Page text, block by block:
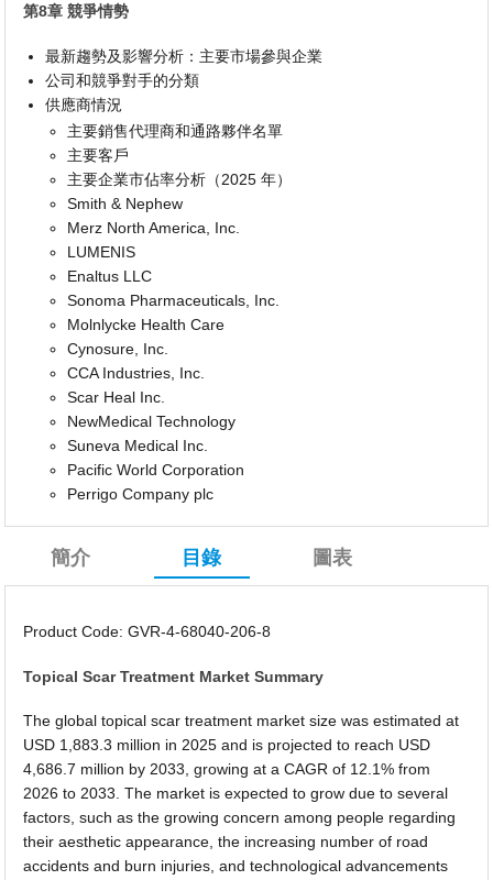
第8章 競爭情勢
最新趨勢及影響分析：主要市場參與企業
公司和競爭對手的分類
供應商情況
主要銷售代理商和通路夥伴名單
主要客戶
主要企業市佔率分析（2025 年）
Smith & Nephew
Merz North America, Inc.
LUMENIS
Enaltus LLC
Sonoma Pharmaceuticals, Inc.
Molnlycke Health Care
Cynosure, Inc.
CCA Industries, Inc.
Scar Heal Inc.
NewMedical Technology
Suneva Medical Inc.
Pacific World Corporation
Perrigo Company plc
簡介 目錄 圖表
Product Code: GVR-4-68040-206-8
Topical Scar Treatment Market Summary
The global topical scar treatment market size was estimated at
USD 1,883.3 million in 2025 and is projected to reach USD
4,686.7 million by 2033, growing at a CAGR of 12.1% from
2026 to 2033. The market is expected to grow due to several
factors, such as the growing concern among people regarding
their aesthetic appearance, the increasing number of road
accidents and burn injuries, and technological advancements